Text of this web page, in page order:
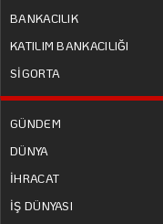
BANKACILIK
KATILIM BANKACILIĞI
SİGORTA
GÜNDEM
DÜNYA
İHRACAT
İŞ DÜNYASI